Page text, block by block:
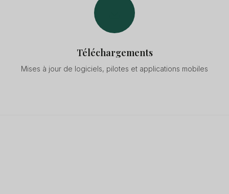
Téléchargements
Mises à jour de logiciels, pilotes et applications mobiles